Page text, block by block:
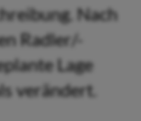
Nach
Radler/-
Lage
verändert.